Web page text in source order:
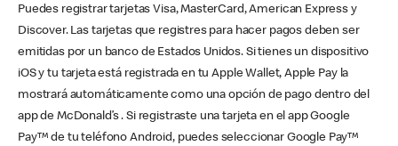
Puedes registrar tarjetas Visa, MasterCard, American Express y
Discover. Las tarjetas que registres para hacer pagos deben ser
emitidas por un banco de Estados Unidos. Si tienes un dispositivo
iOS y tu tarjeta está registrada en tu Apple Wallet, Apple Pay la
mostrará automáticamente como una opción de pago dentro del
app de McDonald’s . Si registraste una tarjeta en el app Google
Pay™ de tu teléfono Android, puedes seleccionar Google Pay™